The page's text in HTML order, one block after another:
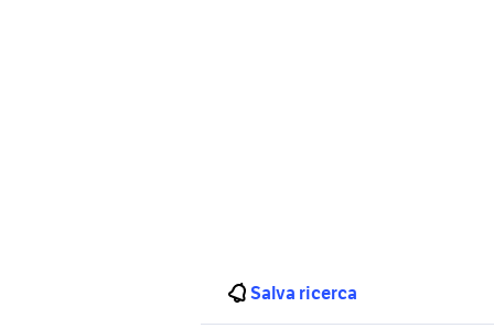
Salva ricerca